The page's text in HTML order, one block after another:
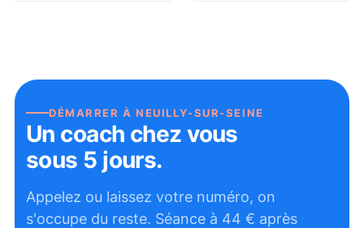
DÉMARRER ÀNEUILLY-SUR-SEINE
Un coach chez vous
sous 5 jours.
Appelez ou laissez votre numéro, on
s'occupe du reste. Séance à 44 € après